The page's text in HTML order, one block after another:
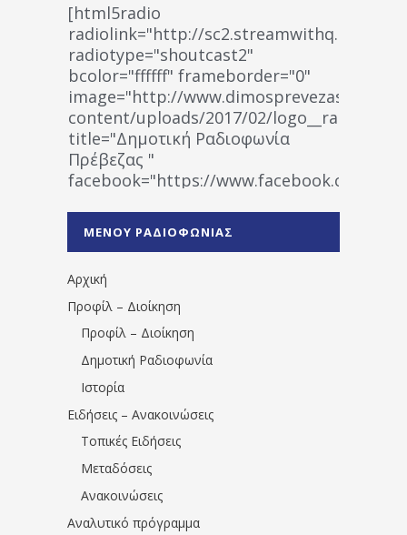
[html5radio
radiolink="http://
radiotype="shoutcast2"
bcolor="ffffff" frameborder="0"
image="http://www.dimosprevezas.gr/wp-
content/uploads/2017/02/
title="Δημοτική Ραδιοφωνία
Πρέβεζας "
facebook="https://www.facebook.com/
1531194763766854/" artist="" ]
ΜΕΝΟΥ ΡΑΔΙΟΦΩΝΙΑΣ
Αρχική
Προφίλ – Διοίκηση
Προφίλ – Διοίκηση
Δημοτική Ραδιοφωνία
Ιστορία
Ειδήσεις – Ανακοινώσεις
Τοπικές Ειδήσεις
Μεταδόσεις
Ανακοινώσεις
Αναλυτικό πρόγραμμα